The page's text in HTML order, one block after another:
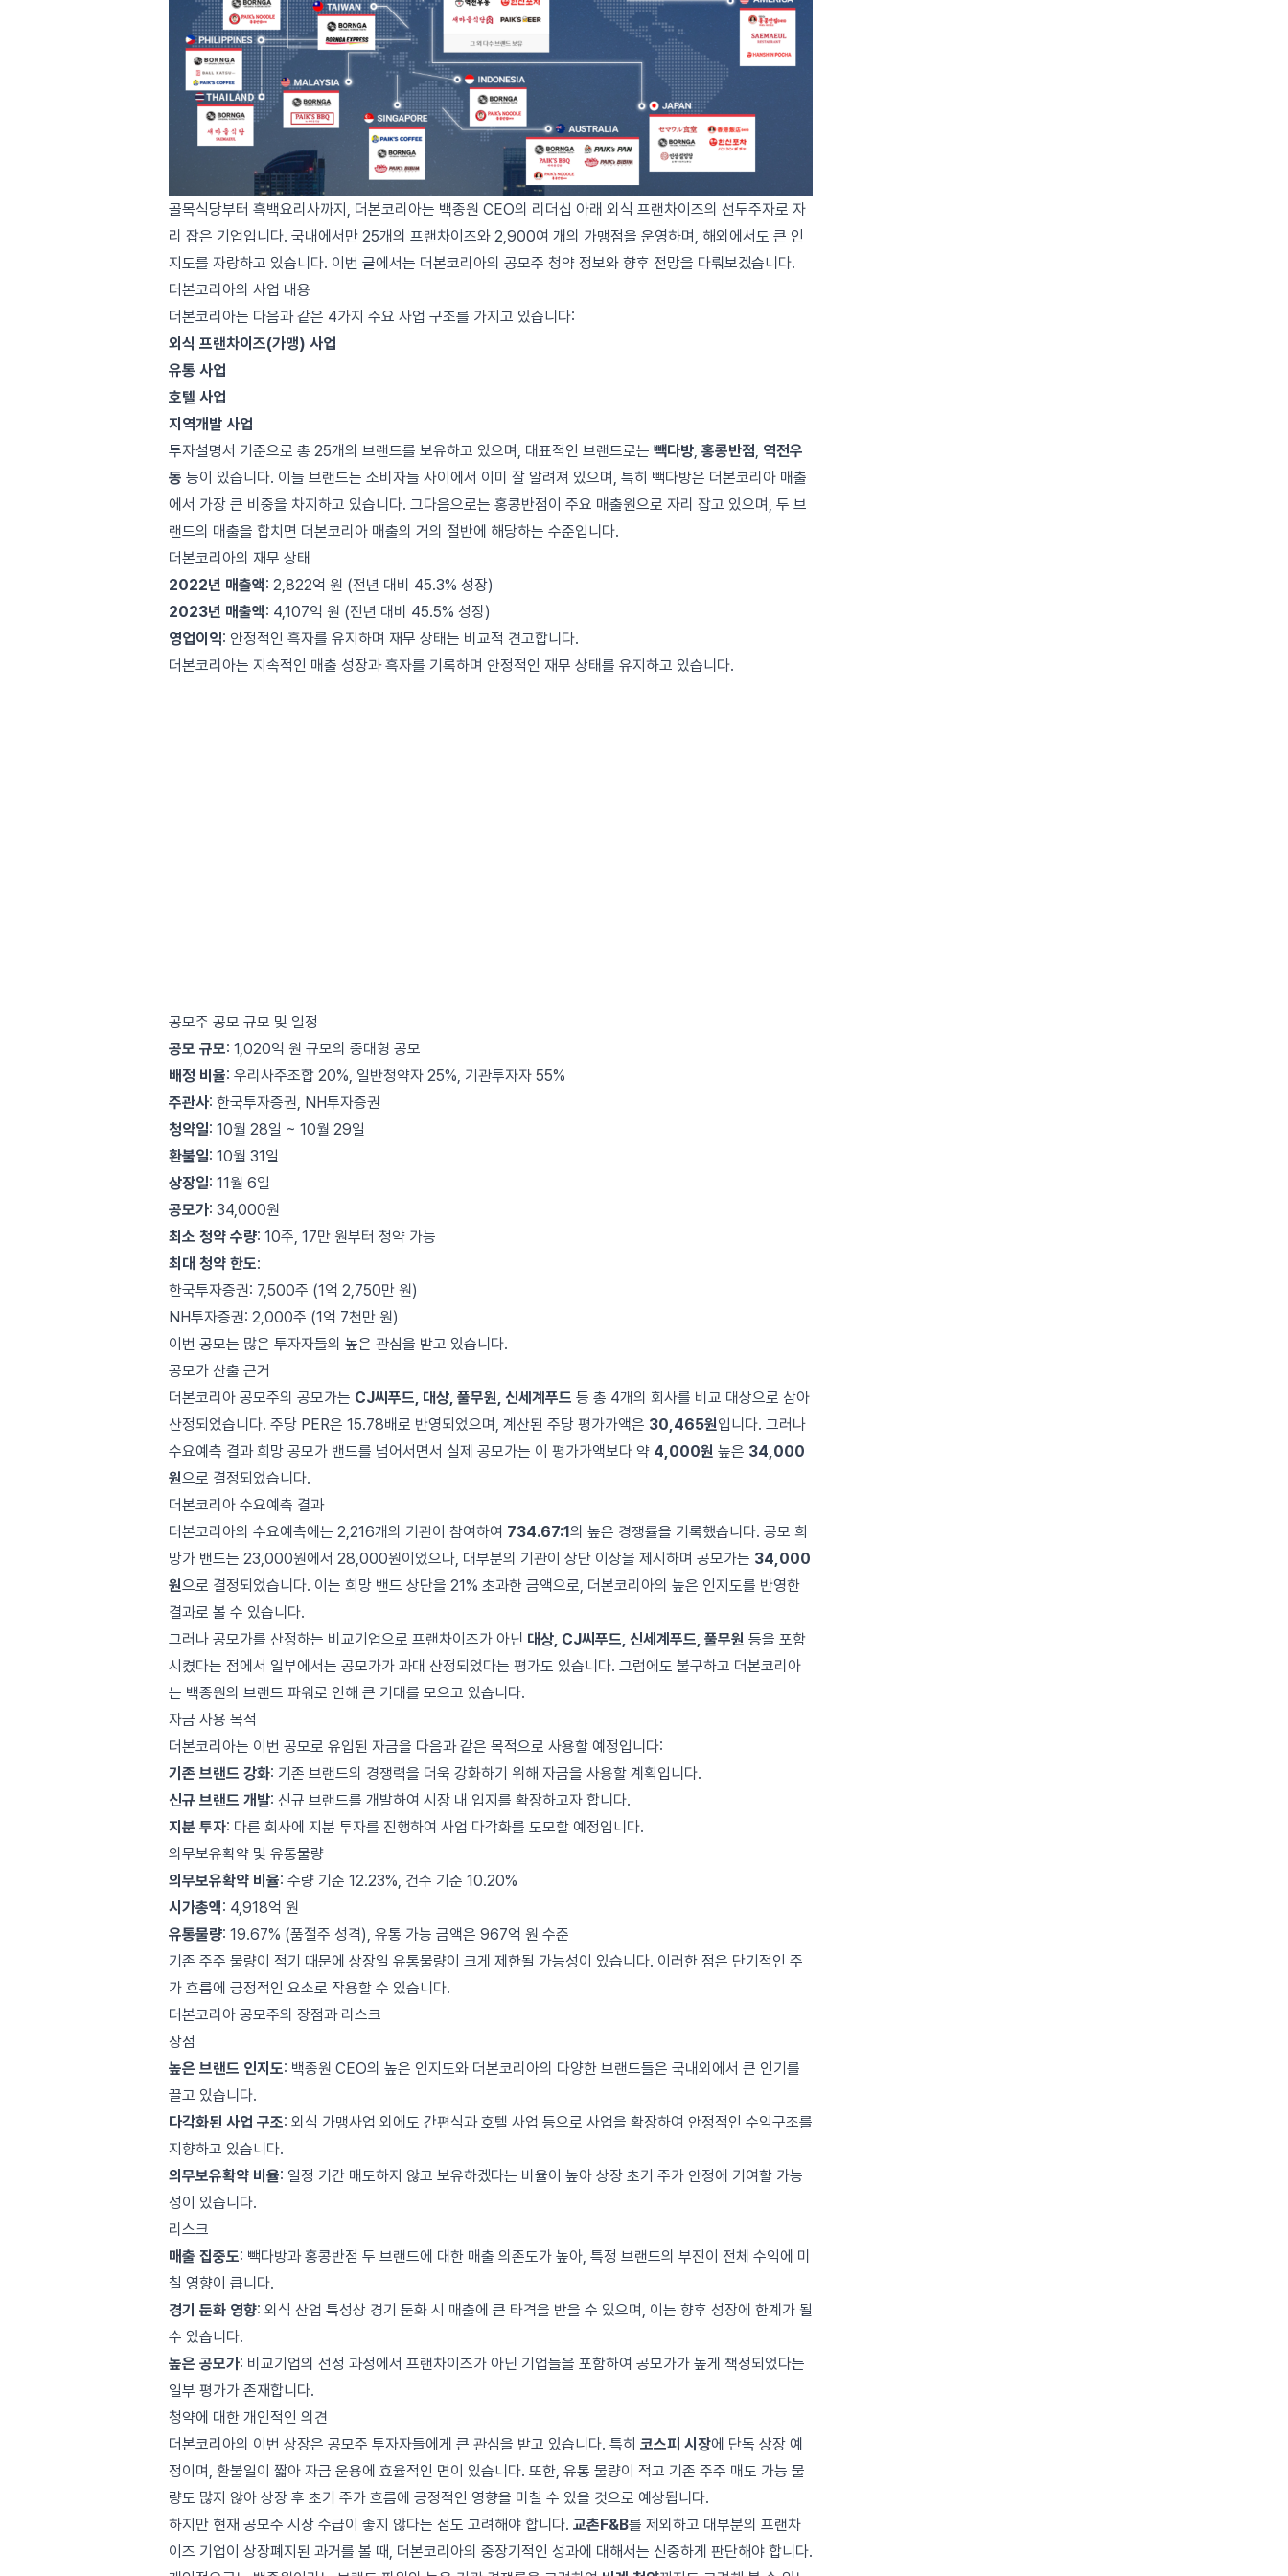
골목식당부터 흑백요리사까지, 더본코리아는 백종원 CEO의 리더십 아래 외식 프랜차이즈의 선두주자로 자
리 잡은 기업입니다. 국내에서만 25개의 프랜차이즈와 2,900여 개의 가맹점을 운영하며, 해외에서도 큰 인
지도를 자랑하고 있습니다. 이번 글에서는 더본코리아의 공모주 청약 정보와 향후 전망을 다뤄보겠습니다.
더본코리아의 사업 내용
더본코리아는 다음과 같은 4가지 주요 사업 구조를 가지고 있습니다:
외식 프랜차이즈(가맹) 사업
유통 사업
호텔 사업
지역개발 사업
투자설명서 기준으로 총 25개의 브랜드를 보유하고 있으며, 대표적인 브랜드로는 빽다방 홍콩반점 역전우
동 등이 있습니다. 이들 브랜드는 소비자들 사이에서 이미 잘 알려져 있으며, 특히 빽다방은 더본코리아 매출
에서 가장 큰 비중을 차지하고 있습니다. 그다음으로는 홍콩반점이 주요 매출원으로 자리 잡고 있으며, 두 브
랜드의 매출을 합치면 더본코리아 매출의 거의 절반에 해당하는 수준입니다.
더본코리아의 재무 상태
2022년 매출액: 2,822억 원 (전년 대비 45.3% 성장)
2023년 매출액: 4,107억 원 (전년 대비 45.5% 성장)
영업이익: 안정적인 흑자를 유지하며 재무 상태는 비교적 견고합니다.
더본코리아는 지속적인 매출 성장과 흑자를 기록하며 안정적인 재무 상태를 유지하고 있습니다.
공모주 공모 규모 및 일정
공모 규모: 1,020억 원 규모의 중대형 공모
배정 비율: 우리사주조합 20%, 일반청약자 25%, 기관투자자 55%
주관사: 한국투자증권, NH투자증권
청약일: 10월 28일 ~ 10월 29일
환불일: 10월 31일
상장일: 11월 6일
공모가: 34,000원
최소 청약 수량: 10주, 17만 원부터 청약 가능
최대 청약 한도:
한국투자증권: 7,500주 (1억 2,750만 원)
NH투자증권: 2,000주 (1억 7천만 원)
이번 공모는 많은 투자자들의 높은 관심을 받고 있습니다.
공모가 산출 근거
더본코리아 공모주의 공모가는 CJ씨푸드, 대상, 풀무원, 신세계푸드 등 총 4개의 회사를 비교 대상으로 삼아
산정되었습니다. 주당 PER은 15.78배로 반영되었으며, 계산된 주당 평가가액은 30,465원입니다. 그러나
수요예측 결과 희망 공모가 밴드를 넘어서면서 실제 공모가는 이 평가가액보다 약 4,000원 높은 34,000
원으로 결정되었습니다.
더본코리아 수요예측 결과
더본코리아의 수요예측에는 2,216개의 기관이 참여하여 734.67:1의 높은 경쟁률을 기록했습니다. 공모 희
망가 밴드는 23,000원에서 28,000원이었으나, 대부분의 기관이 상단 이상을 제시하며 공모가는 34,000
원으로 결정되었습니다. 이는 희망 밴드 상단을 21% 초과한 금액으로, 더본코리아의 높은 인지도를 반영한
결과로 볼 수 있습니다.
그러나 공모가를 산정하는 비교기업으로 프랜차이즈가 아닌 대상, CJ씨푸드, 신세계푸드, 풀무원 등을 포함
시켰다는 점에서 일부에서는 공모가가 과대 산정되었다는 평가도 있습니다. 그럼에도 불구하고 더본코리아
는 백종원의 브랜드 파워로 인해 큰 기대를 모으고 있습니다.
자금 사용 목적
더본코리아는 이번 공모로 유입된 자금을 다음과 같은 목적으로 사용할 예정입니다:
기존 브랜드 강화: 기존 브랜드의 경쟁력을 더욱 강화하기 위해 자금을 사용할 계획입니다.
신규 브랜드 개발: 신규 브랜드를 개발하여 시장 내 입지를 확장하고자 합니다.
지분 투자: 다른 회사에 지분 투자를 진행하여 사업 다각화를 도모할 예정입니다.
의무보유확약 및 유통물량
의무보유확약 비율: 수량 기준 12.23%, 건수 기준 10.20%
시가총액: 4,918억 원
유통물량: 19.67% (품절주 성격), 유통 가능 금액은 967억 원 수준
기존 주주 물량이 적기 때문에 상장일 유통물량이 크게 제한될 가능성이 있습니다. 이러한 점은 단기적인 주
가 흐름에 긍정적인 요소로 작용할 수 있습니다.
더본코리아 공모주의 장점과 리스크
장점
높은 브랜드 인지도: 백종원 CEO의 높은 인지도와 더본코리아의 다양한 브랜드들은 국내외에서 큰 인기를
끌고 있습니다.
다각화된 사업 구조: 외식 가맹사업 외에도 간편식과 호텔 사업 등으로 사업을 확장하여 안정적인 수익구조를
지향하고 있습니다.
의무보유확약 비율: 일정 기간 매도하지 않고 보유하겠다는 비율이 높아 상장 초기 주가 안정에 기여할 가능
성이 있습니다.
리스크
매출 집중도: 빽다방과 홍콩반점 두 브랜드에 대한 매출 의존도가 높아, 특정 브랜드의 부진이 전체 수익에 미
칠 영향이 큽니다.
경기 둔화 영향: 외식 산업 특성상 경기 둔화 시 매출에 큰 타격을 받을 수 있으며, 이는 향후 성장에 한계가 될
수 있습니다.
높은 공모가: 비교기업의 선정 과정에서 프랜차이즈가 아닌 기업들을 포함하여 공모가가 높게 책정되었다는
일부 평가가 존재합니다.
청약에 대한 개인적인 의견
더본코리아의 이번 상장은 공모주 투자자들에게 큰 관심을 받고 있습니다. 특히 코스피 시장에 단독 상장 예
정이며, 환불일이 짧아 자금 운용에 효율적인 면이 있습니다. 또한, 유통 물량이 적고 기존 주주 매도 가능 물
량도 많지 않아 상장 후 초기 주가 흐름에 긍정적인 영향을 미칠 수 있을 것으로 예상됩니다.
하지만 현재 공모주 시장 수급이 좋지 않다는 점도 고려해야 합니다. 교촌F&B를 제외하고 대부분의 프랜차
이즈 기업이 상장폐지된 과거를 볼 때, 더본코리아의 중장기적인 성과에 대해서는 신중하게 판단해야 합니다.